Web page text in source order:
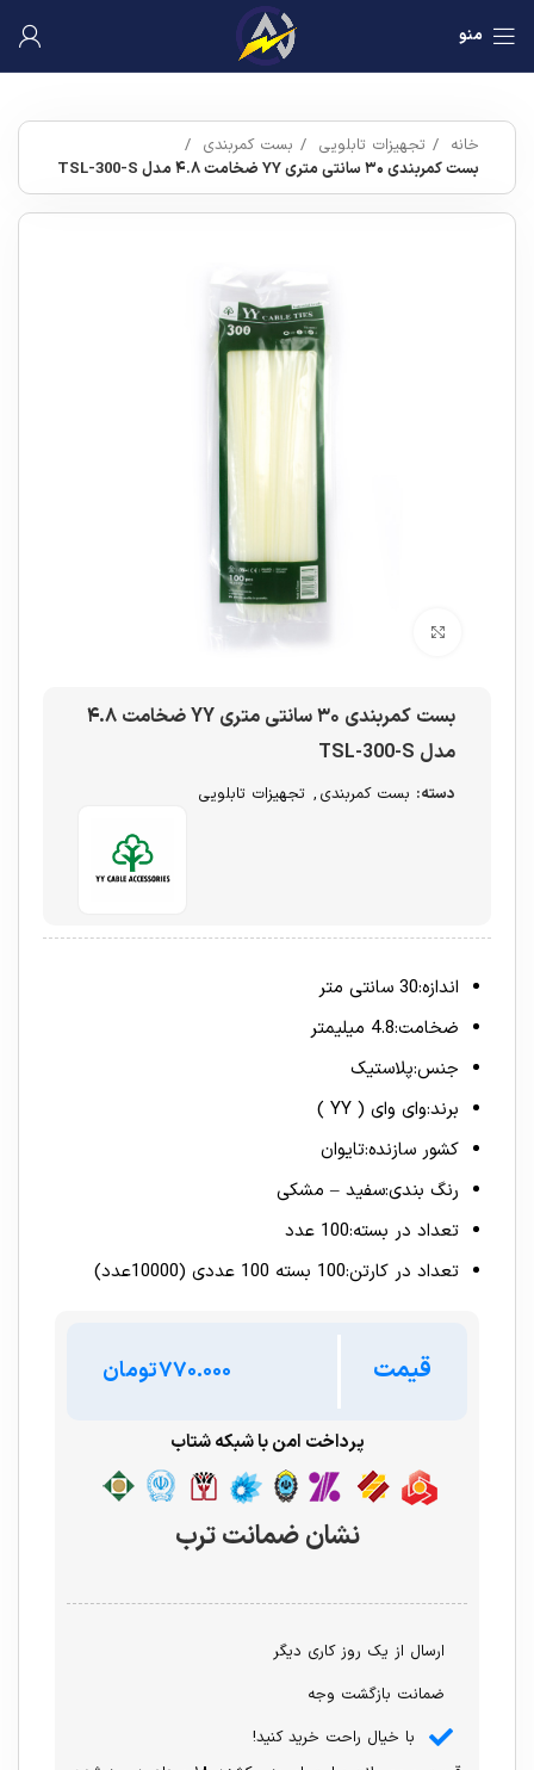
منو
خانه تجهیزات تابلویی
بست کمربندی
بست کمربندی ۳۰ سانتی متری YY ضخامت ۴.۸ مدل TSL-300-S
بست کمربندی ۳۰ سانتی متری YY ضخامت ۴.۸
مدل TSL-300-S
دسته: بست کمربندی , تجهیزات تابلویی
اندازه:30 سانتی متر
ضخامت:4.8 میلیمتر
جنس:پلاستیک
برند:وای وای ( YY )
کشور سازنده:تایوان
رنگ بندی:سفید – مشکی
تعداد در بسته:100 عدد
تعداد در کارتن:100 بسته 100 عددی (10000عدد)
قیمت تومان
پرداخت امن با شبکه شتاب
نشان ضمانت ترب
ارسال از یک روز کاری دیگر
ضمانت بازگشت وجه
با خیال راحت خرید کنید!